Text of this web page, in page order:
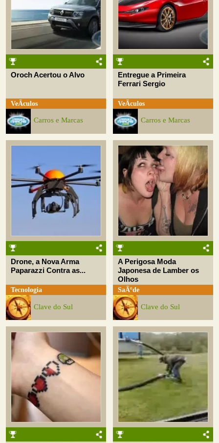
Oroch Acertou o Alvo
VeÃ­culos
Carros e Marcas
Entregue a Primeira
Ferrari Sergio
VeÃ­culos
Carros e Marcas
Drone, a Nova Arma
Paparazzi Contra as...
Tecnologia
Clave do Sul
A Perigosa Moda
Japonesa de Lamber os
Olhos
SaÃºde
Clave do Sul